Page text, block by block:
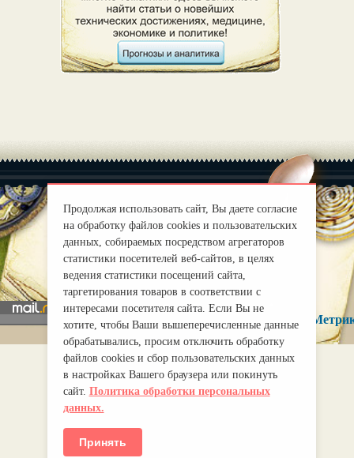
О нас |
Правила
mirprognoz@mail.ru
Продолжая использовать сайт, Вы даете согласие
на обработку файлов cookies и пользовательских
данных, собираемых посредством агрегаторов
статистики посетителей веб-сайтов, в целях
ведения статистики посещений сайта,
таргетирования товаров в соответствии с
интересами посетителя сайта. Если Вы не
хотите, чтобы Ваши вышеперечисленные данные
обрабатывались, просим отключить обработку
файлов cookies и сбор пользовательских данных
в настройках Вашего браузера или покинуть
сайт. Политика обработки персональных
данных.
Принять